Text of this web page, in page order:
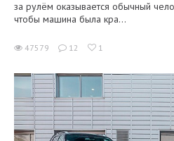
за рулём оказывается обычный
чтобы машина была кра...
47579 12 1